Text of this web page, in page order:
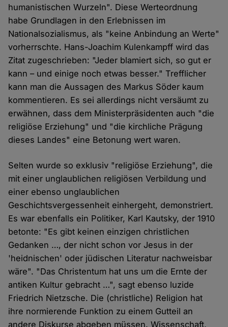
humanistischen Wurzeln". Diese Werteordnung
habe Grundlagen in den Erlebnissen im
Nationalsozialismus, als "keine Anbindung an Werte"
vorherrschte. Hans-Joachim Kulenkampff wird das
Zitat zugeschrieben: "Jeder blamiert sich, so gut er
kann – und einige noch etwas besser." Trefflicher
kann man die Aussagen des Markus Söder kaum
kommentieren. Es sei allerdings nicht versäumt zu
erwähnen, dass dem Ministerpräsidenten auch "die
religiöse Erziehung" und "die kirchliche Prägung
dieses Landes" eine Betonung wert waren.
Selten wurde so exklusiv "religiöse Erziehung", die
mit einer unglaublichen religiösen Verbildung und
einer ebenso unglaublichen
Geschichtsvergessenheit einhergeht, demonstriert.
Es war ebenfalls ein Politiker, Karl Kautsky, der 1910
betonte: "Es gibt keinen einzigen christlichen
Gedanken …, der nicht schon vor Jesus in der
'heidnischen' oder jüdischen Literatur nachweisbar
wäre". "Das Christentum hat uns um die Ernte der
antiken Kultur gebracht …", sagt ebenso luzide
Friedrich Nietzsche. Die (christliche) Religion hat
ihre normierende Funktion zu einem Gutteil an
andere Diskurse abgeben müssen. Wissenschaft,